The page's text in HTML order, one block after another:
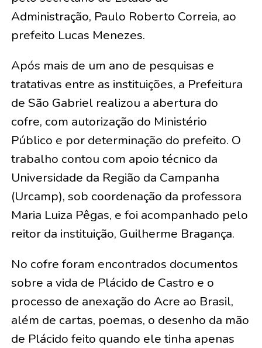
Administração, Paulo Roberto Correia, ao
prefeito Lucas Menezes.
Após mais de um ano de pesquisas e
tratativas entre as instituições, a Prefeitura
de São Gabriel realizou a abertura do
cofre, com autorização do Ministério
Público e por determinação do prefeito. O
trabalho contou com apoio técnico da
Universidade da Região da Campanha
(Urcamp), sob coordenação da professora
Maria Luiza Pêgas, e foi acompanhado pelo
reitor da instituição, Guilherme Bragança.
No cofre foram encontrados documentos
sobre a vida de Plácido de Castro e o
processo de anexação do Acre ao Brasil,
além de cartas, poemas, o desenho da mão
de Plácido feito quando ele tinha apenas